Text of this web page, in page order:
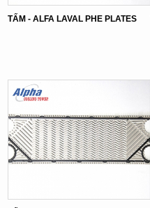
TẤM - ALFA LAVAL PHE PLATES